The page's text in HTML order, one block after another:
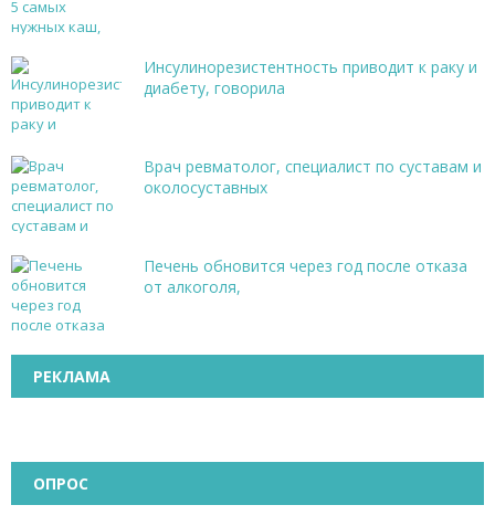
Инсулинорезистентность приводит к раку и
диабету, говорила
Врач ревматолог, специалист по суставам и
околосуставных
Печень обновится через год после отказа
от алкоголя,
РЕКЛАМА
ОПРОС